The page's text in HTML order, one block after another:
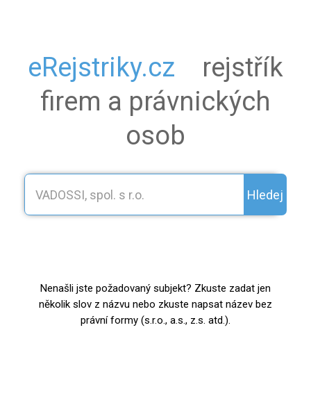
eRejstriky.cz
rejstřík
firem a právnických
osob
Hledej
Nenašli jste požadovaný subjekt? Zkuste zadat jen
několik slov z názvu nebo zkuste napsat název bez
právní formy (s.r.o., a.s., z.s. atd.).